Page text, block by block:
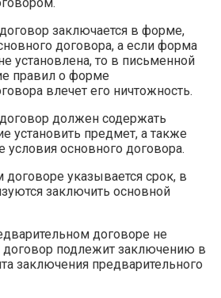
заключается в форме,
договора, а если форма
установлена, то в письменной
правил о форме
влечет его ничтожность.
должен содержать
установить предмет, а также
основного договора.
указывается срок, в
заключить основной
договоре не
договор подлежит заключению в
заключения предварительного